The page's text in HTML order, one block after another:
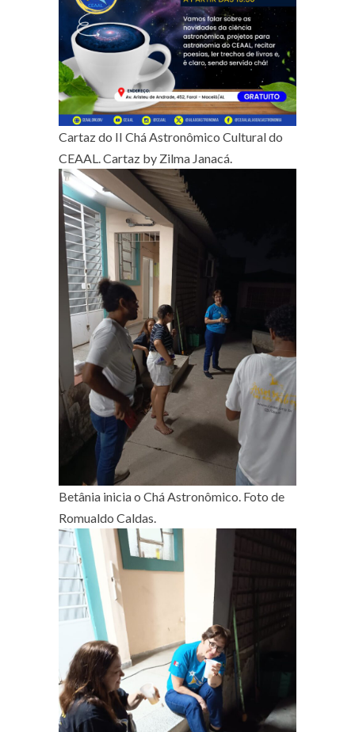
Cartaz do II Chá Astronômico Cultural do
CEAAL. Cartaz by Zilma Janacá.
Betânia inicia o Chá Astronômico. Foto de
Romualdo Caldas.